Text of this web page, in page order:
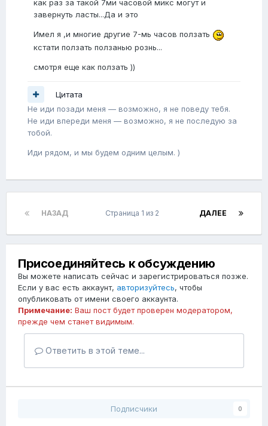
как раз за такой 7ми часовой микс могут и
завернуть ласты...Да и это
Имел я ,и многие другие 7-мь часов ползать
кстати ползать ползанью рознь...
смотря еще как ползать ))
Цитата
Не иди позади меня — возможно, я не поведу тебя.
Не иди впереди меня — возможно, я не последую за
тобой.
Иди рядом, и мы будем одним целым. )
НАЗАД ДАЛЕЕ
Страница 1 из 2
Присоединяйтесь к обсуждению
Вы можете написать сейчас и зарегистрироваться позже.
Если у вас есть аккаунт, авторизуйтесь, чтобы
опубликовать от имени своего аккаунта.
Примечание: Ваш пост будет проверен модератором,
прежде чем станет видимым.
Ответить в этой теме...
Подписчики 0